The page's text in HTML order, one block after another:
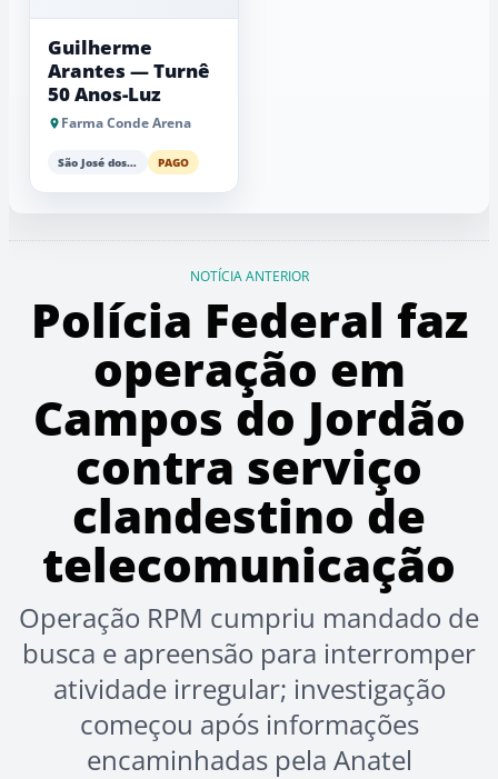
Guilherme
Arantes — Turnê
50 Anos-Luz
Farma Conde Arena
São José dos Campos PAGO
NOTÍCIA ANTERIOR
Polícia Federal faz
operação em
Campos do Jordão
contra serviço
clandestino de
telecomunicação
Operação RPM cumpriu mandado de
busca e apreensão para interromper
atividade irregular; investigação
começou após informações
encaminhadas pela Anatel